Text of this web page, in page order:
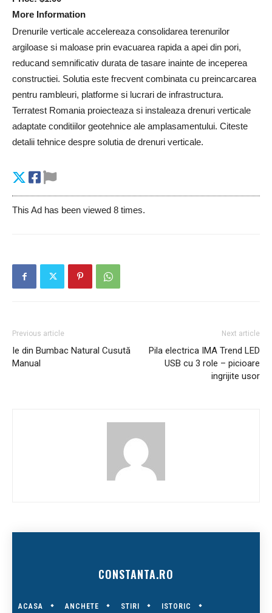
More Information
Drenurile verticale accelereaza consolidarea terenurilor
argiloase si maloase prin evacuarea rapida a apei din pori,
reducand semnificativ durata de tasare inainte de inceperea
constructiei. Solutia este frecvent combinata cu preincarcarea
pentru rambleuri, platforme si lucrari de infrastructura.
Terratest Romania proiecteaza si instaleaza drenuri verticale
adaptate conditiilor geotehnice ale amplasamentului. Citeste
detalii tehnice despre solutia de drenuri verticale.
This Ad has been viewed 8 times.
Previous article
Ie din Bumbac Natural Cusută
Manual
Next article
Pila electrica IMA Trend LED
USB cu 3 role – picioare
ingrijite usor
CONSTANTA.RO
ACASA ANCHETE STIRI ISTORIC